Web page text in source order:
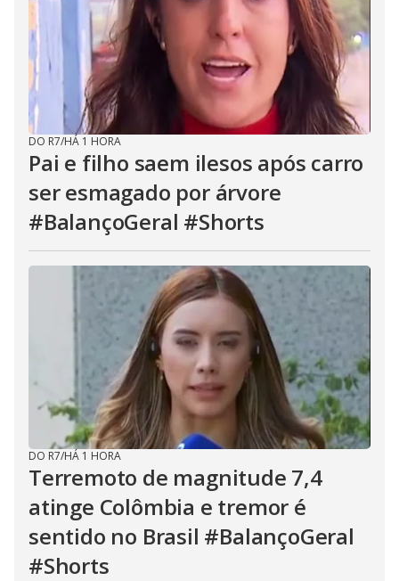
DO R7/HÁ 1 HORA
Pai e filho saem ilesos após carro
ser esmagado por árvore
#BalançoGeral #Shorts
DO R7/HÁ 1 HORA
Terremoto de magnitude 7,4
atinge Colômbia e tremor é
sentido no Brasil #BalançoGeral
#Shorts